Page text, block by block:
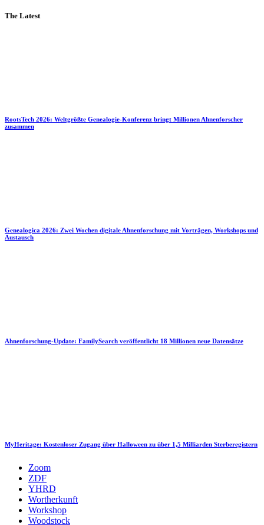
The Latest
RootsTech 2026: Weltgrößte Genealogie-Konferenz bringt Millionen Ahnenforscher
zusammen
Genealogica 2026: Zwei Wochen digitale Ahnenforschung mit Vorträgen, Workshops und
Austausch
Ahnenforschung-Update: FamilySearch veröffentlicht 18 Millionen neue Datensätze
MyHeritage: Kostenloser Zugang über Halloween zu über 1,5 Milliarden Sterberegistern
Zoom
ZDF
YHRD
Wortherkunft
Workshop
Woodstock